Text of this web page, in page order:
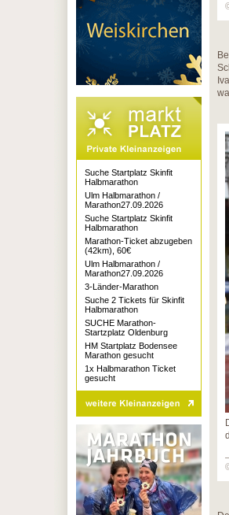
Suche Startplatz Skinfit
Halbmarathon
Ulm Halbmarathon /
Marathon27.09.2026
Suche Startplatz Skinfit
Halbmarathon
Marathon-Ticket abzugeben
(42km), 60€
Ulm Halbmarathon /
Marathon27.09.2026
3-Länder-Marathon
Suche 2 Tickets für Skinfit
Halbmarathon
SUCHE Marathon-
Startzplatz Oldenburg
HM Startplatz Bodensee
Marathon gesucht
1x Halbmarathon Ticket
gesucht